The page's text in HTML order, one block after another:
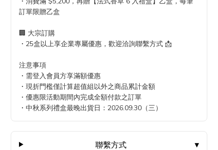
訂單限贈乙盒
🏢 大宗訂購
・25盒以上享企業專屬優惠，歡迎洽詢聯繫方式 📩
注意事項
・需登入會員方享滿額優惠
・現折門檻僅計算超值組以外之商品累計金額
・優惠限活動期間內完成全額付款之訂單
・中秋系列禮盒最晚出貨日：2026.09.30（三）
聯繫方式